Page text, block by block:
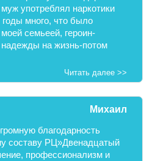
употреблял наркотики
годы много, что было
семьеей, героин-
на жизнь-потом
Читать далее >>
Михаил
благодарность
составу РЦ»Двенадцатый
профессионализм и